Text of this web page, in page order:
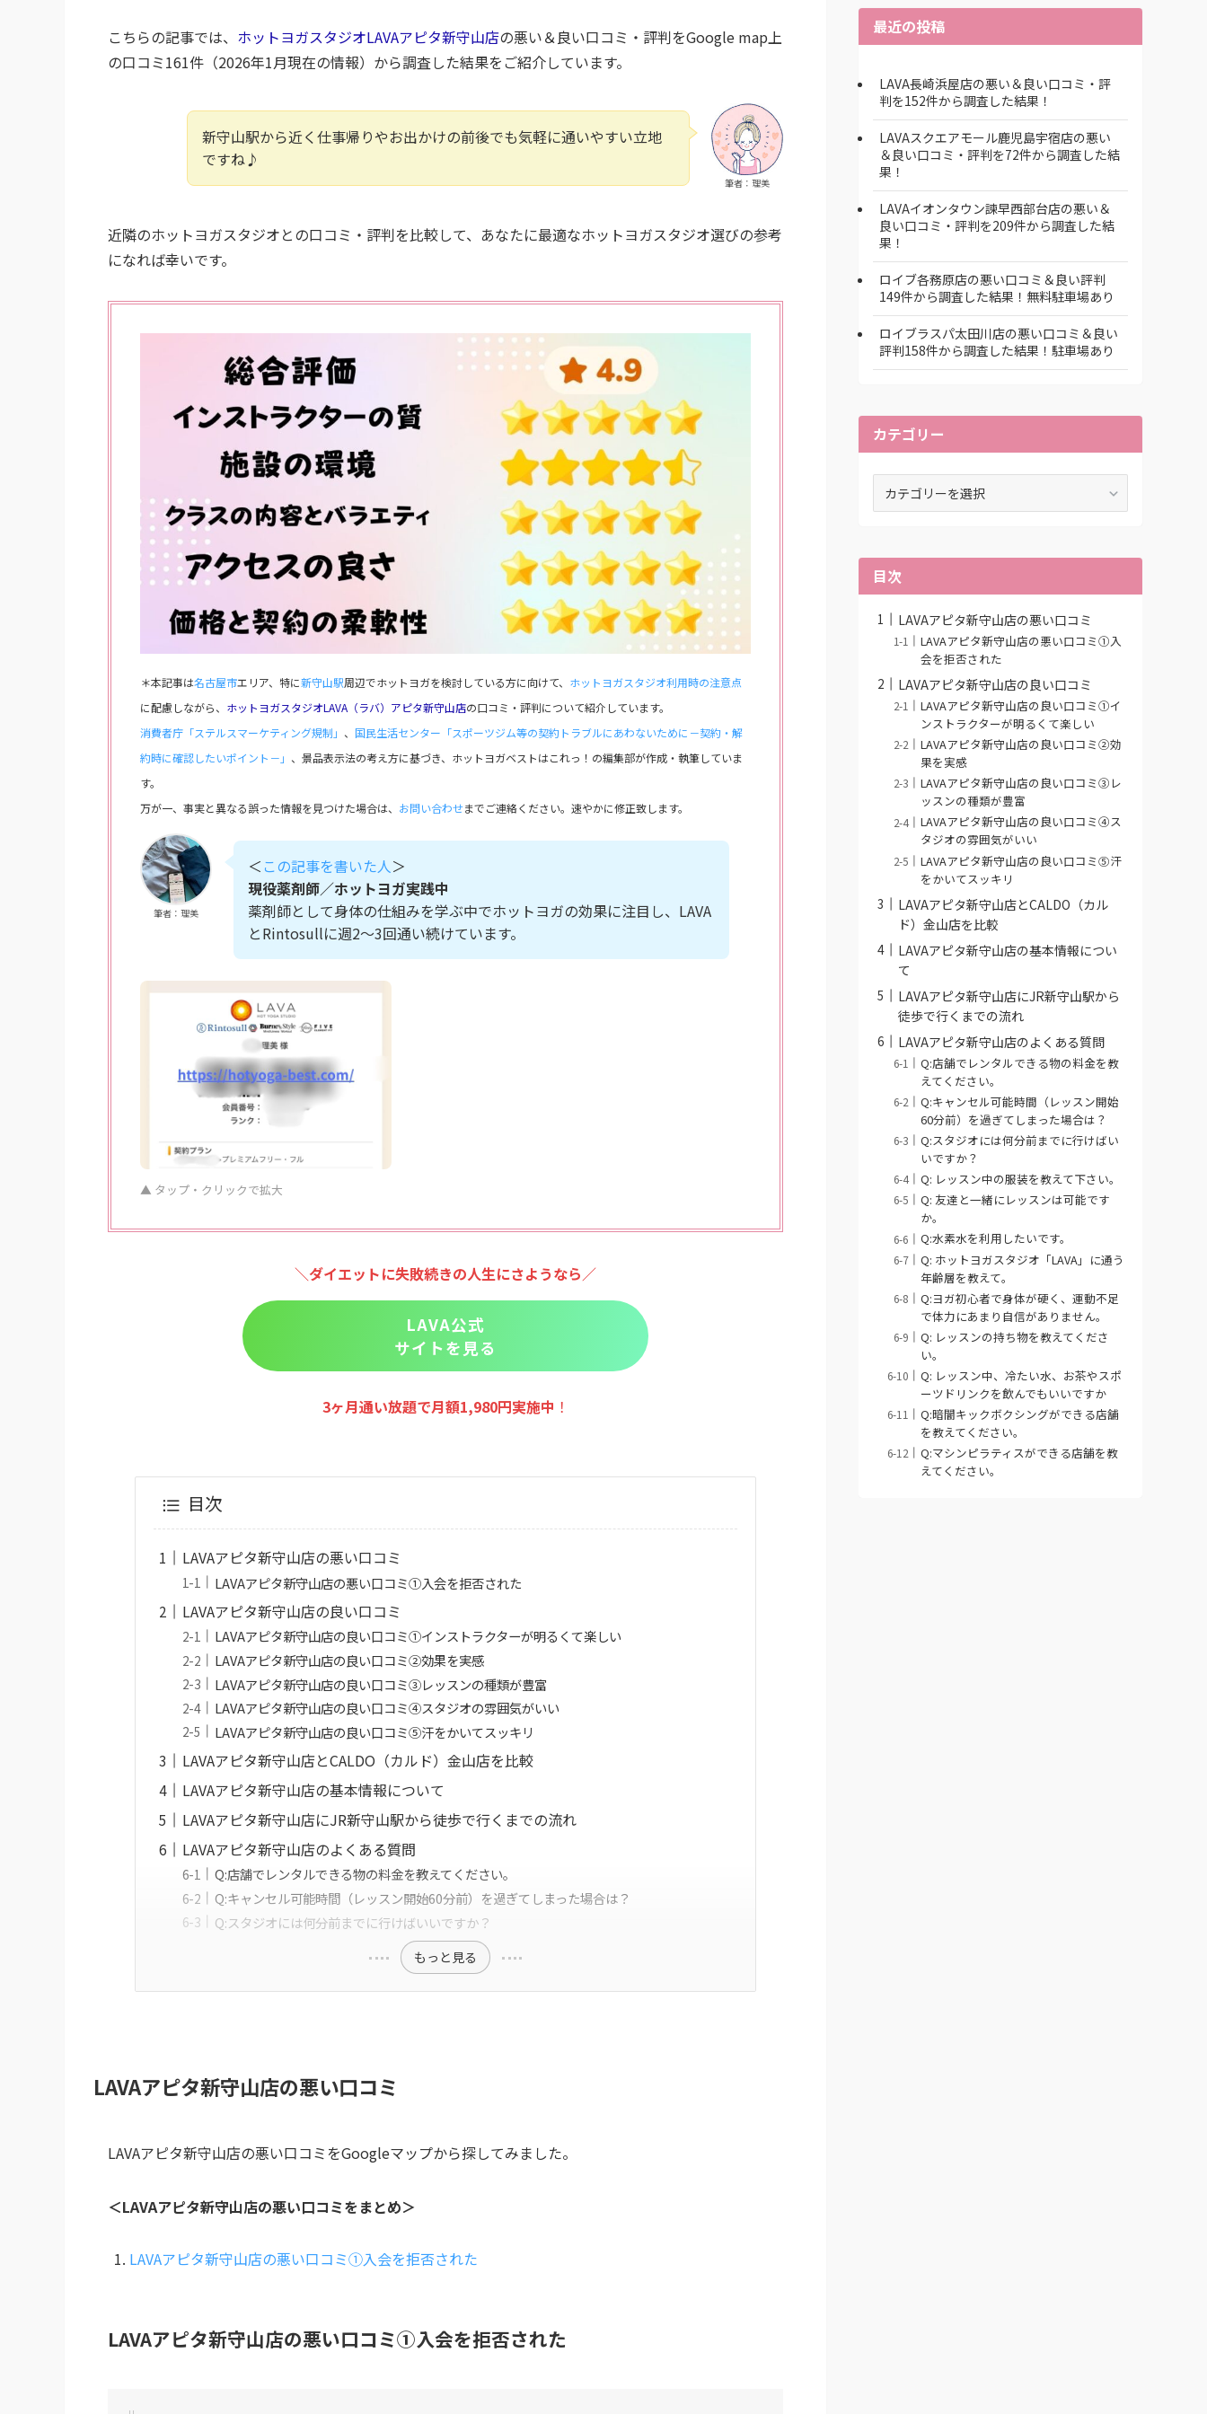
こちらの記事では、 ホットヨガスタジオLAVAアピタ新守山店の悪い＆良い口コミ・評判をGoogle map上
の口コミ161件（2026年1月現在の情報）から調査した結果をご紹介しています。
筆者：理美
新守山駅から近く仕事帰りやお出かけの前後でも気軽に通いやすい立地
ですね♪
近隣のホットヨガスタジオとの口コミ・評判を比較して、あなたに最適なホットヨガスタジオ選びの参考
になれば幸いです。
＊本記事は名古屋市エリア、特に新守山駅周辺でホットヨガを検討している方に向けて、 ホットヨガスタジオ利用時の注意点
に配慮しながら、 ホットヨガスタジオLAVA（ラバ）アピタ新守山店の口コミ・評判について紹介しています。
消費者庁「ステルスマーケティング規制」 、 国民生活センター「スポーツジム等の契約トラブルにあわないために－契約・解
約時に確認したいポイント－」 、景品表示法の考え方に基づき、ホットヨガベストはこれっ！の編集部が作成・執筆していま
す。
万が一、事実と異なる誤った情報を見つけた場合は、 お問い合わせまでご連絡ください。速やかに修正致します。
筆者：理美
＜ この記事を書いた人＞
現役薬剤師／ホットヨガ実践中
薬剤師として身体の仕組みを学ぶ中でホットヨガの効果に注目し、LAVA
とRintosullに週2〜3回通い続けています。
▲ タップ・クリックで拡大
＼ダイエットに失敗続きの人生にさようなら／
LAVA公式
サイトを見る
3ヶ月通い放題で月額1,980円実施中 ！
目次
LAVAアピタ新守山店の悪い口コミ
LAVAアピタ新守山店の悪い口コミ①入会を拒否された
LAVAアピタ新守山店の良い口コミ
LAVAアピタ新守山店の良い口コミ①インストラクターが明るくて楽しい
LAVAアピタ新守山店の良い口コミ②効果を実感
LAVAアピタ新守山店の良い口コミ③レッスンの種類が豊富
LAVAアピタ新守山店の良い口コミ④スタジオの雰囲気がいい
LAVAアピタ新守山店の良い口コミ⑤汗をかいてスッキリ
LAVAアピタ新守山店とCALDO（カルド）金山店を比較
LAVAアピタ新守山店の基本情報について
LAVAアピタ新守山店にJR新守山駅から徒歩で行くまでの流れ
LAVAアピタ新守山店のよくある質問
Q:店舗でレンタルできる物の料金を教えてください。
Q:キャンセル可能時間（レッスン開始60分前）を過ぎてしまった場合は？
Q:スタジオには何分前までに行けばいいですか？
もっと見る
LAVAアピタ新守山店の悪い口コミ
LAVAアピタ新守山店の悪い口コミをGoogleマップから探してみました。
＜LAVAアピタ新守山店の悪い口コミをまとめ＞
LAVAアピタ新守山店の悪い口コミ①入会を拒否された
LAVAアピタ新守山店の悪い口コミ①入会を拒否された
最近の投稿
LAVA長崎浜屋店の悪い＆良い口コミ・評
判を152件から調査した結果！
LAVAスクエアモール鹿児島宇宿店の悪い
＆良い口コミ・評判を72件から調査した結
果！
LAVAイオンタウン諫早西部台店の悪い＆
良い口コミ・評判を209件から調査した結
果！
ロイブ各務原店の悪い口コミ＆良い評判
149件から調査した結果！無料駐車場あり
ロイブラスパ太田川店の悪い口コミ＆良い
評判158件から調査した結果！駐車場あり
カテゴリー
ー
目次
LAVAアピタ新守山店の悪い口コミ
LAVAアピタ新守山店の悪い口コミ①入
会を拒否された
LAVAアピタ新守山店の良い口コミ
LAVAアピタ新守山店の良い口コミ①イ
ンストラクターが明るくて楽しい
LAVAアピタ新守山店の良い口コミ②効
果を実感
LAVAアピタ新守山店の良い口コミ③レ
ッスンの種類が豊富
LAVAアピタ新守山店の良い口コミ④ス
タジオの雰囲気がいい
LAVAアピタ新守山店の良い口コミ⑤汗
をかいてスッキリ
LAVAアピタ新守山店とCALDO（カル
ド）金山店を比較
LAVAアピタ新守山店の基本情報につい
て
LAVAアピタ新守山店にJR新守山駅から
徒歩で行くまでの流れ
LAVAアピタ新守山店のよくある質問
Q:店舗でレンタルできる物の料金を教
えてください。
Q:キャンセル可能時間（レッスン開始
60分前）を過ぎてしまった場合は？
Q:スタジオには何分前までに行けばい
いですか？
Q: レッスン中の服装を教えて下さい。
Q: 友達と一緒にレッスンは可能です
か。
Q:水素水を利用したいです。
Q: ホットヨガスタジオ「LAVA」に通う
年齢層を教えて。
Q:ヨガ初心者で身体が硬く、運動不足
で体力にあまり自信がありません。
Q: レッスンの持ち物を教えてくださ
い。
Q: レッスン中、冷たい水、お茶やスポ
ーツドリンクを飲んでもいいですか
Q:暗闇キックボクシングができる店舗
を教えてください。
Q:マシンピラティスができる店舗を教
えてください。